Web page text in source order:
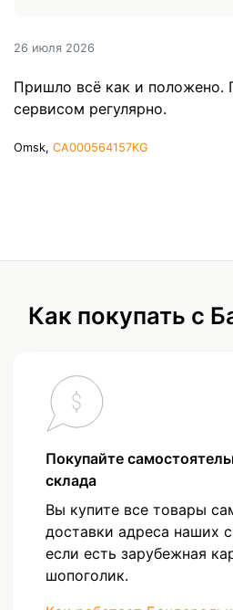
26 июля 2026
Пришло всё как и положено.
сервисом регулярно.
Omsk, CA000564157KG
Как покупать с
Покупайте
склада
Вы купите все товары
доставки адреса наших
если есть зарубежная
шопоголик.